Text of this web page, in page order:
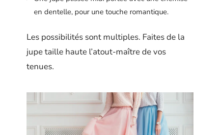
en dentelle, pour une touche romantique.
Les possibilités sont multiples. Faites de la
jupe taille haute l’atout-maître de vos
tenues.